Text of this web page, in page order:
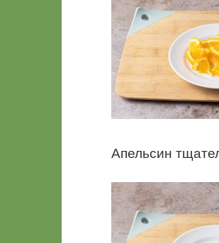
Апельсин